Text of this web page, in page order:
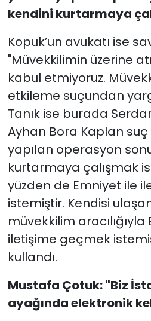
kendini kurtarmaya
Kopuk’un avukatı ise
"Müvekkilimin üzerine
kabul etmiyoruz.
etkileme suçundan
Tanık ise burada
Ayhan Bora Kaplan
yapılan operasyon
kurtarmaya çalışmak
yüzden de Emniyet ile
istemiştir. Kendisi
müvekkilim aracılığıyla
iletişime geçmek
kullandı.
Mustafa Çotuk: "Biz
ayağında elektronik